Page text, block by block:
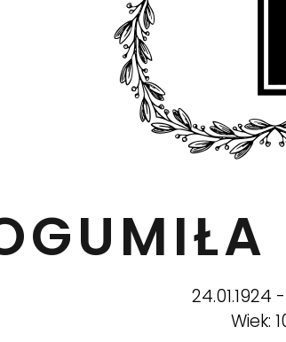
24.01.1924 -
Wiek: